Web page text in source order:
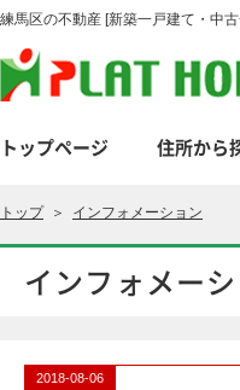
練馬区の不動産 [新築一戸建て・中
トップページ 住所から
トップ＞ インフォメーション
インフォメー
2018-08-06